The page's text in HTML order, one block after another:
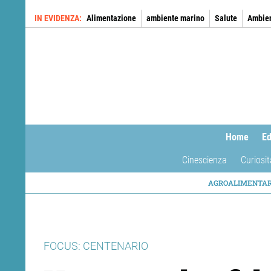
IN EVIDENZA Alimentazione ambiente marino Salute
Home
Cinescienza
FOCUS: CENTENARIO